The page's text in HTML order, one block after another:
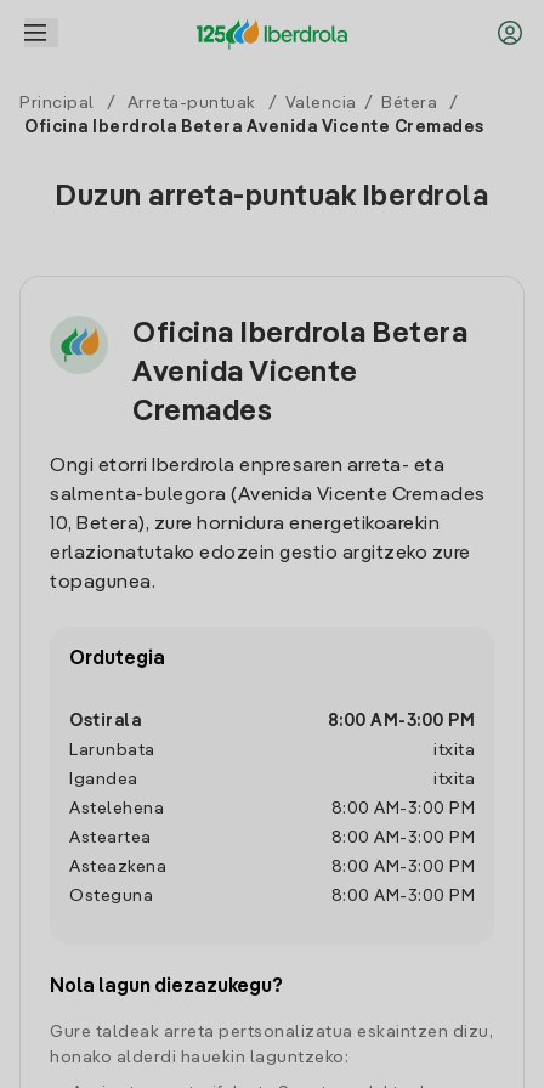
Principal / Arreta-puntuak / Valencia / Bétera
/
Oficina Iberdrola Betera Avenida Vicente Cremades
Duzun arreta-puntuak Iberdrola
Oficina Iberdrola Betera
Avenida Vicente
Cremades
Ongi etorri Iberdrola enpresaren arreta- eta
salmenta-bulegora (Avenida Vicente Cremades
10, Betera), zure hornidura energetikoarekin
erlazionatutako edozein gestio argitzeko zure
topagunea.
Ordutegia
Ostirala 8:00 AM -3:00 PM
Larunbata
itxita
Igandea
itxita
Astelehena
8:00 AM -3:00 PM
Asteartea
8:00 AM -3:00 PM
Asteazkena
8:00 AM -3:00 PM
Osteguna
8:00 AM -3:00 PM
Nola lagun diezazukegu?
Gure taldeak arreta pertsonalizatua eskaintzen dizu,
honako alderdi hauekin laguntzeko: